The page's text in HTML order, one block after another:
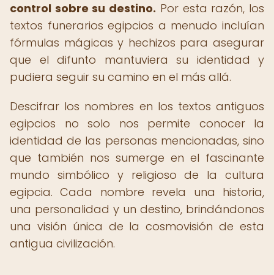
control sobre su destino. Por esta razón, los
textos funerarios egipcios a menudo incluían
fórmulas mágicas y hechizos para asegurar
que el difunto mantuviera su identidad y
pudiera seguir su camino en el más allá.
Descifrar los nombres en los textos antiguos
egipcios no solo nos permite conocer la
identidad de las personas mencionadas, sino
que también nos sumerge en el fascinante
mundo simbólico y religioso de la cultura
egipcia. Cada nombre revela una historia,
una personalidad y un destino, brindándonos
una visión única de la cosmovisión de esta
antigua civilización.